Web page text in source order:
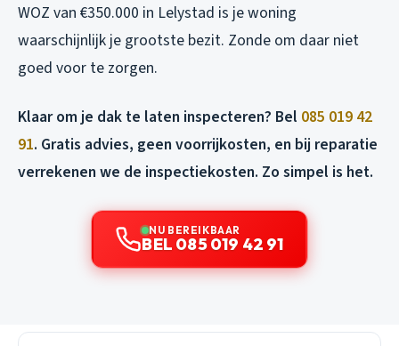
WOZ van €350.000 in Lelystad is je woning
waarschijnlijk je grootste bezit. Zonde om daar niet
goed voor te zorgen.
Klaar om je dak te laten inspecteren? Bel 085 019 42
91. Gratis advies, geen voorrijkosten, en bij reparatie
verrekenen we de inspectiekosten. Zo simpel is het.
NU BEREIKBAAR
BEL 085 019 42 91